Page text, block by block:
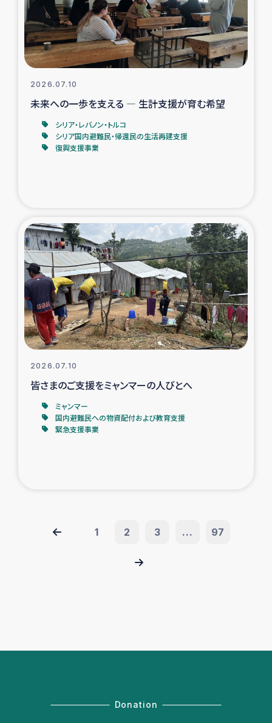
2026.07.10
未来への一歩を支える ― 生計支援が育む希望
シリア・レバノン・トルコ
シリア国内避難民・帰還民の生活再建支援
復興支援事業
2026.07.10
皆さまのご支援をミャンマーの人びとへ
ミャンマー
国内避難民への物資配付および教育支援
緊急支援事業
1 2 3 ... 97
Donation